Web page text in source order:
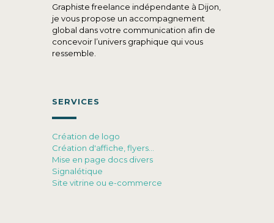
Graphiste freelance indépendante à Dijon,
je vous propose un accompagnement
global dans votre communication afin de
concevoir l’univers graphique qui vous
ressemble.
SERVICES
Création de logo
Création d'affiche, flyers…
Mise en page docs divers
Signalétique
Site vitrine ou e-commerce